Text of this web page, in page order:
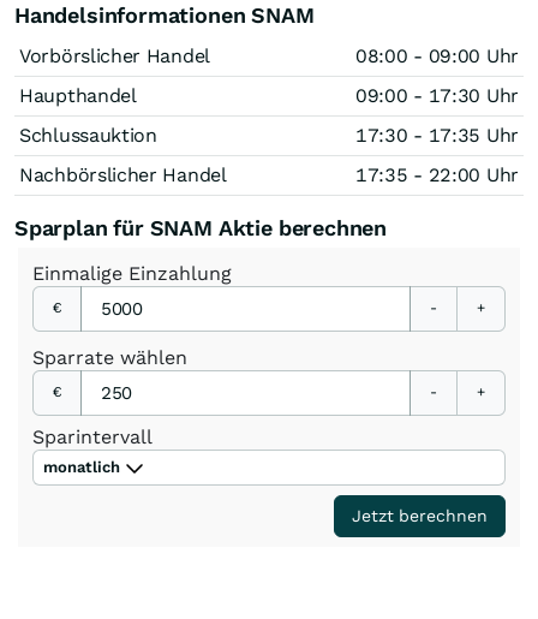
Handelsinformationen SNAM
Vorbörslicher Handel
08:00 - 09:00 Uhr
Haupthandel
09:00 - 17:30 Uhr
Schlussauktion
17:30 - 17:35 Uhr
Nachbörslicher Handel
17:35 - 22:00 Uhr
Sparplan für SNAM Aktie berechnen
Einmalige Einzahlung
€ - +
Sparrate wählen
€ - +
Sparintervall
monatlich
Jetzt berechnen